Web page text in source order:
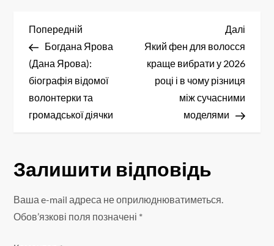
Н
а
в
і
а
ц
і
Попередній
запис
Попередній
Богдана Ярова
(Дана Ярова):
біографія відомої
волонтерки та
громадської діячки
запис
Далі
Який фен для волосся
краще вибрати у 2026
році і в чому різниця
між сучасними
моделями
Залишити відповідь
Ваша e-mail адреса не оприлюднюватиметься.
Обов’язкові поля позначені *